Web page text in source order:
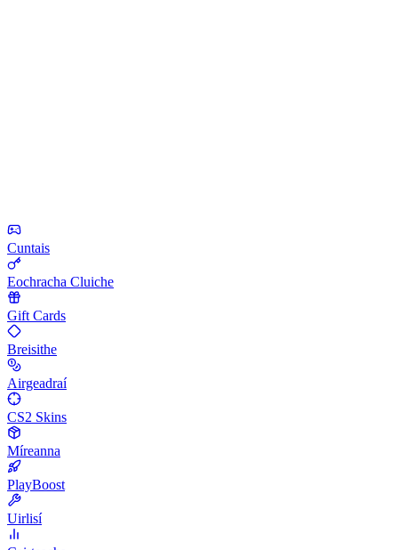
Cuntais
Eochracha Cluiche
Gift Cards
Breisithe
Airgeadraí
CS2 Skins
Míreanna
PlayBoost
Uirlisí